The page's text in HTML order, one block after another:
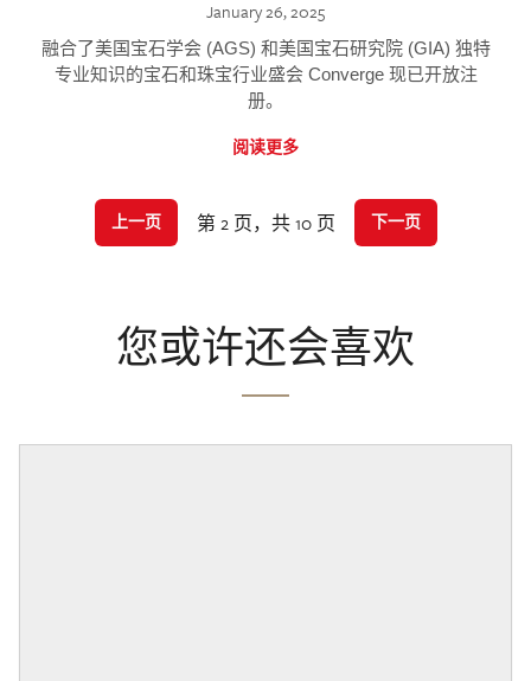
January 26, 2025
融合了美国宝石学会 (AGS) 和美国宝石研究院 (GIA) 独特
专业知识的宝石和珠宝行业盛会 Converge 现已开放注
册。
阅读更多
上一页 第 2 页，共 10 页 下一页
您或许还会喜欢